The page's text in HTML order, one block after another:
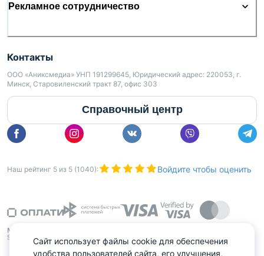
Рекламное сотрудничество
Контакты
ООО «Аниксмедиа» УНП 191299645, Юридический адрес: 220053, г.
Минск, Старовиленский тракт 87, офис 303
Справочный центр
Наш рейтинг 5 из 5 (1040): Войдите чтобы оценить
Сайт использует файлы cookie для обеспечения
удобства пользователей сайта, его улучшения,